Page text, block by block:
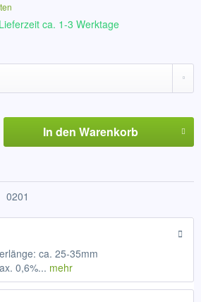
ca. 1-3 Werktage
In den Warenkorb
0201
ca. 25-35mm
0,6%... mehr